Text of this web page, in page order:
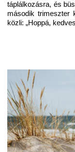
táplálkozásra, és
második trimeszter
közli: „Hoppá,